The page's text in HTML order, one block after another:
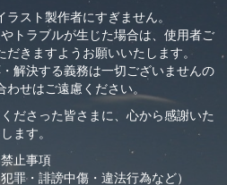
スト製作者にすぎません。
トラブルが生じた場合は、使用者ご
きますようお願いいたします。
解決する義務は一切ございませんの
せはご遠慮ください。
ださった皆さまに、心から感謝いた
します。
禁止事項
罪・誹謗中傷・違法行為など）